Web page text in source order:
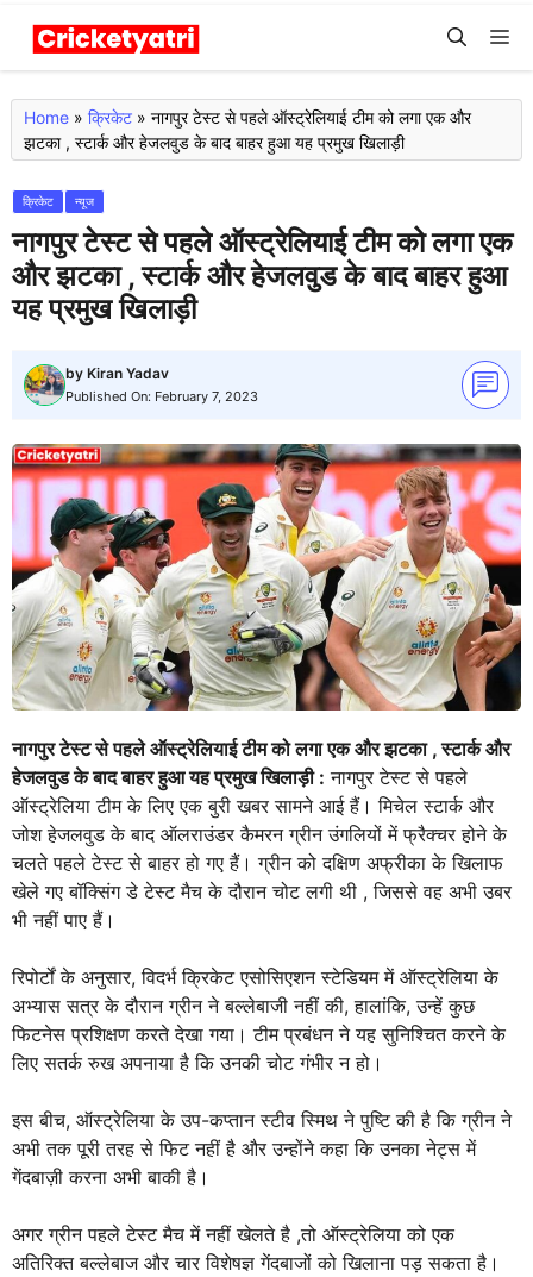
Skip
content
Home » क्रिकेट » नागपुर टेस्ट से पहले ऑस्ट्रेलियाई टीम को लगा एक और
झटका , स्टार्क और हेजलवुड के बाद बाहर हुआ यह प्रमुख खिलाड़ी
क्रिकेट न्यूज
नागपुर टेस्ट से पहले ऑस्ट्रेलियाई टीम को लगा एक
और झटका , स्टार्क और हेजलवुड के बाद बाहर हुआ
यह प्रमुख खिलाड़ी
by Kiran Yadav
Published On: February 7, 2023
नागपुर टेस्ट से पहले ऑस्ट्रेलियाई टीम को लगा एक और झटका , स्टार्क और
हेजलवुड के बाद बाहर हुआ यह प्रमुख खिलाड़ी : नागपुर टेस्ट से पहले
ऑस्ट्रेलिया टीम के लिए एक बुरी खबर सामने आई हैं। मिचेल स्टार्क और
जोश हेजलवुड के बाद ऑलराउंडर कैमरन ग्रीन उंगलियों में फ्रैक्चर होने के
चलते पहले टेस्ट से बाहर हो गए हैं। ग्रीन को दक्षिण अफ्रीका के खिलाफ
खेले गए बॉक्सिंग डे टेस्ट मैच के दौरान चोट लगी थी , जिससे वह अभी उबर
भी नहीं पाए हैं।
रिपोर्टों के अनुसार, विदर्भ क्रिकेट एसोसिएशन स्टेडियम में ऑस्ट्रेलिया के
अभ्यास सत्र के दौरान ग्रीन ने बल्लेबाजी नहीं की, हालांकि, उन्हें कुछ
फिटनेस प्रशिक्षण करते देखा गया। टीम प्रबंधन ने यह सुनिश्चित करने के
लिए सतर्क रुख अपनाया है कि उनकी चोट गंभीर न हो।
इस बीच, ऑस्ट्रेलिया के उप-कप्तान स्टीव स्मिथ ने पुष्टि की है कि ग्रीन ने
अभी तक पूरी तरह से फिट नहीं है और उन्होंने कहा कि उनका नेट्स में
गेंदबाज़ी करना अभी बाकी है।
अगर ग्रीन पहले टेस्ट मैच में नहीं खेलते है ,तो ऑस्ट्रेलिया को एक
अतिरिक्त बल्लेबाज और चार विशेषज्ञ गेंदबाजों को खिलाना पड़ सकता है।